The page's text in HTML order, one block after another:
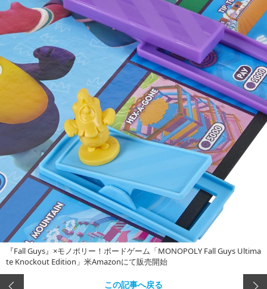
『Fall Guys』×モノポリー！ボードゲーム「MONOPOLY Fall Guys Ultima
te Knockout Edition」米Amazonにて販売開始
この記事へ戻る